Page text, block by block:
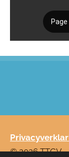
© 2026 TTCV